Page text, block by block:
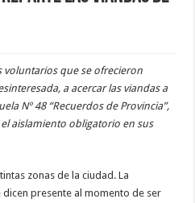
voluntarios que se ofrecieron
a acercar las viandas a
Nº 48 “Recuerdos de Provincia”,
aislamiento obligatorio en sus
zonas de la ciudad. La
presente al momento de ser